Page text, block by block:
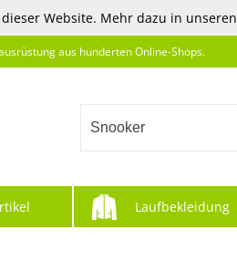
Website. Mehr dazu in unseren
aus hunderten Online-Shops.
Snooker
Laufbekleidung